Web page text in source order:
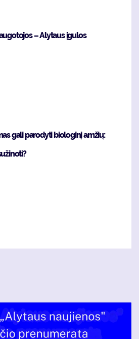
– Alytaus įgulos
gali parodyti biologinį amžių: